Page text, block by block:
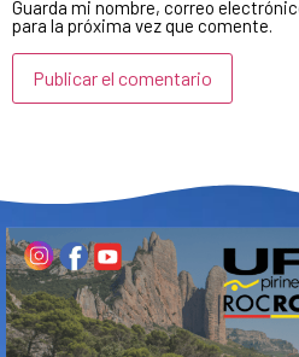
Guarda mi nombre, correo
para la próxima vez que comente.